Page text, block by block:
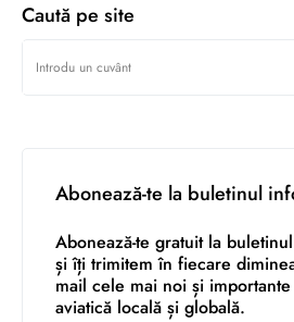
Caută pe site
Abonează-te la buletinul
Abonează-te gratuit la
și îți trimitem în fiecare
mail cele mai noi și
aviatică locală și globală.